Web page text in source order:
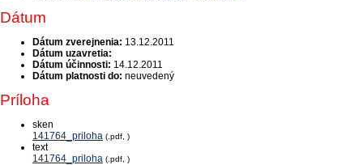
Dátum
Dátum zverejnenia: 13.12.2011
Dátum uzavretia:
Dátum účinnosti: 14.12.2011
Dátum platnosti do: neuvedený
Príloha
sken
141764_priloha (.pdf, )
text
141764_priloha (.pdf, )